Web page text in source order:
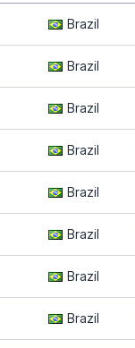
Brazil
Brazil
Brazil
Brazil
Brazil
Brazil
Brazil
Brazil